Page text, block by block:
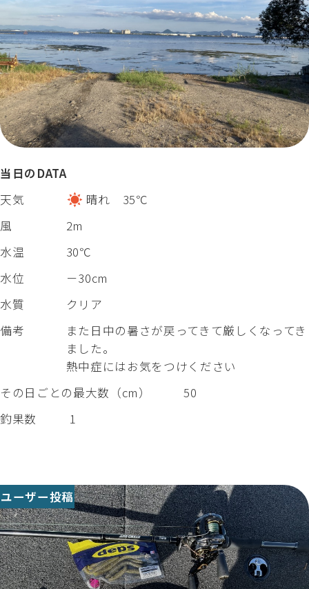
当日のDATA
天気
晴れ 35℃
風
2m
水温
30℃
水位
－30cm
水質
クリア
備考
また日中の暑さが戻ってきて厳しくなってき
ました。
熱中症にはお気をつけください
その日ごとの最大数（cm）
50
釣果数
1
ユーザー投稿